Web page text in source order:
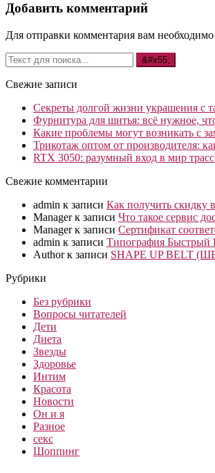
Добавить комментарий
Для отправки комментария вам необходимо
Свежие записи
Секреты долгой жизни украшения с
Фурнитура для шитья: всё нужное,
Какие проблемы могут возникать с
Трикотаж оптом от производителя:
RTX 3050: разумный вход в мир
Свежие комментарии
admin к записи Как получить скидку
Managerк записи Что такое сервис
Managerк записи Сертификат
admin к записи Типография Быстрый
Authorк записи SHAPE UP BELT
Рубрики
Без рубрики
Вопросы читателей
Дети
Диета
Звезды
Здоровье
Интим
Красота
Новости
Он и я
Разное
секс
Шоппинг